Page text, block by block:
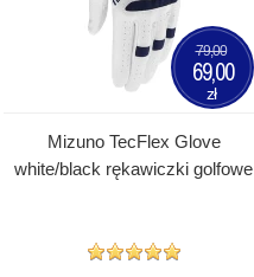
Mizuno TecFlex Glove
white/black rękawiczki golfowe
79,00
69,00
zł